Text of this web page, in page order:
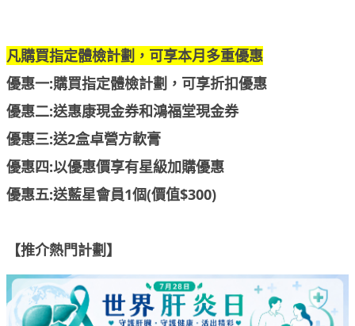
凡購買指定體檢計劃，可享本月多重優惠
優惠一:購買指定體檢計劃，可享折扣優惠
優惠二:送惠康現金券和鴻福堂現金券
優惠三:送2盒卓營方軟膏
優惠四:以優惠價享有星級加購優惠
優惠五:送藍星會員1個(價值$300)
【推介熱門計劃】